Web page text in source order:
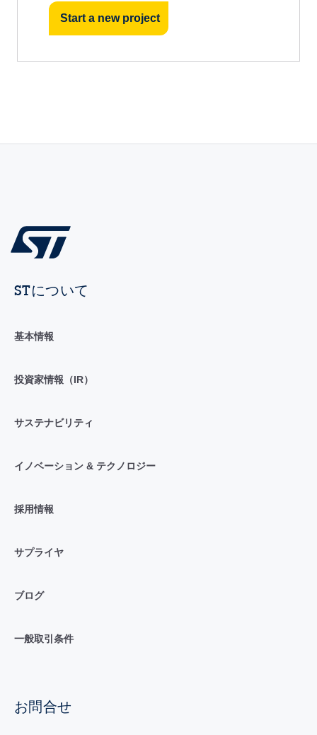
Start a new project
STについて
基本情報
投資家情報（IR）
サステナビリティ
イノベーション & テクノロジー
採用情報
サプライヤ
ブログ
一般取引条件
お問合せ